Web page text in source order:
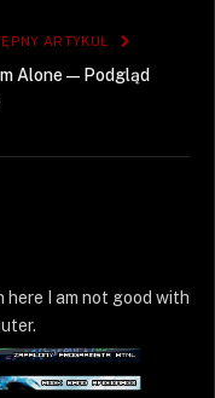
ARTYKUŁ
Alone — Podgląd
here I am not good with